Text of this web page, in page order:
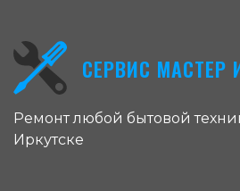
СЕРВИС МАСТЕР
Ремонт любой бытовой
Иркутске